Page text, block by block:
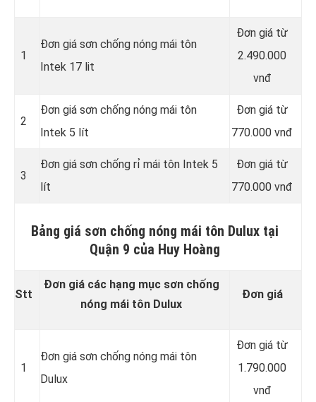
1
Đơn giá sơn chống nóng mái tôn
Intek 17 lit
Đơn giá từ
2.490.000
vnđ
2
Đơn giá sơn chống nóng mái tôn
Intek 5 lít
Đơn giá từ
770.000 vnđ
3
Đơn giá sơn chống rỉ mái tôn Intek 5
lít
Đơn giá từ
770.000 vnđ
Bảng giá sơn chống nóng mái tôn Dulux tại
Quận 9 của Huy Hoàng
Stt
Đơn giá các hạng mục sơn chống
nóng mái tôn Dulux
Đơn giá
1
Đơn giá sơn chống nóng mái tôn
Dulux
Đơn giá từ
1.790.000
vnđ